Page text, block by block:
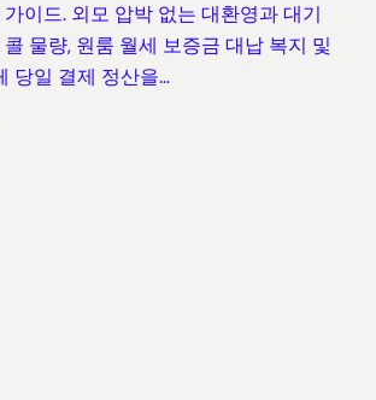
이드. 외모 압박 없는 대환영과 대기
물량, 원룸 월세 보증금 대납 복지 및
당일 결제 정산을…